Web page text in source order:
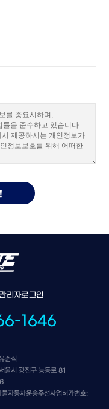
리자로그인
1646
준식
울시 광진구 능동로 81
물자동차운송주선사업허가번호: